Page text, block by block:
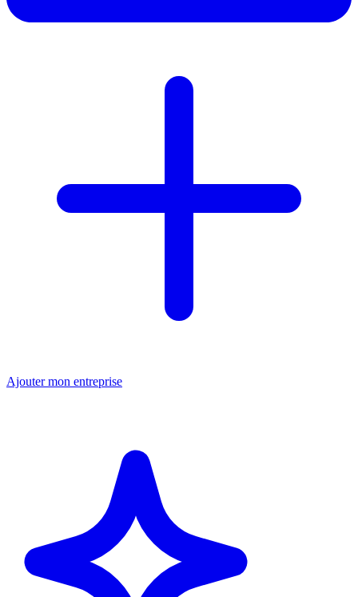
Ajouter mon entreprise